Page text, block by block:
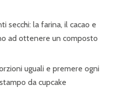
secchi: la farina, il cacao e
ad ottenere un composto
uguali e premere ogni
da cupcake